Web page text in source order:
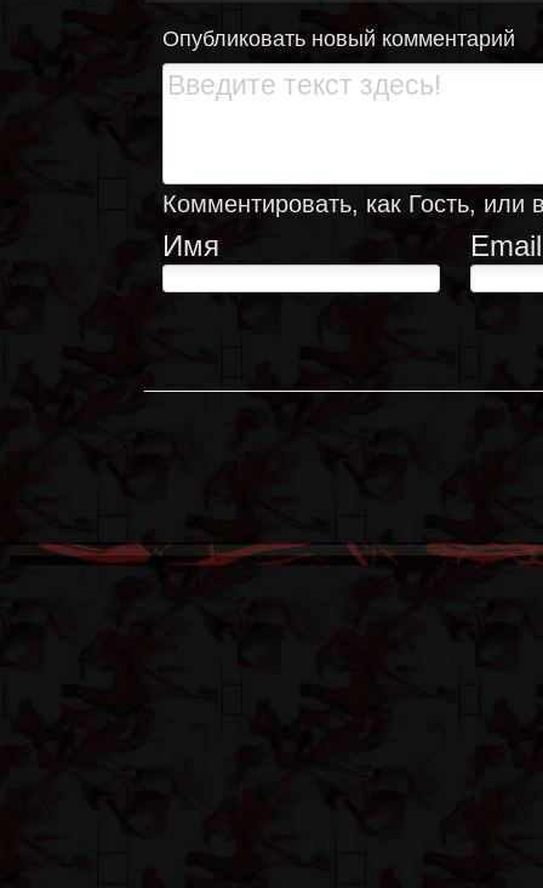
Опубликовать новый комментарий
Комментировать, как Гость, или
Имя Email